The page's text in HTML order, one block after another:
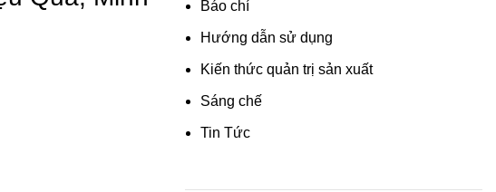
Báo chí
Hướng dẫn sử dụng
Kiến thức quản trị sản xuất
Sáng chế
Tin Tức